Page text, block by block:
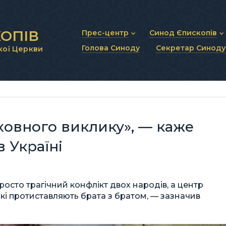
Церкви
Прес-центр
Новини та анонси
Синод Єпископів
Статут Синоду
Синодальні органи
Голова Синоду Секретар Синоду
виклику», — каже
трагічний конфлікт двох народів, а центр
протиставляють брата з братом, — зазначив